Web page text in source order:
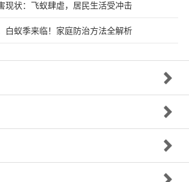
现状：飞蚁肆虐，居民生活受冲击
白蚁季来临！家庭防治方法全解析